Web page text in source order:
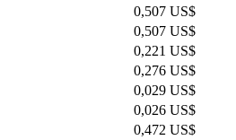
0,507 US$
0,507 US$
0,221 US$
0,276 US$
0,029 US$
0,026 US$
0,472 US$